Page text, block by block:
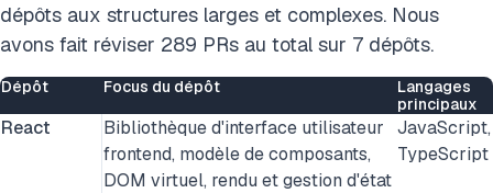
dépôts aux structures larges et complexes. Nous
avons fait réviser 289 PRs au total sur 7 dépôts.
Dépôt Focus du dépôt
Langages
principaux
React
Bibliothèque d'interface utilisateur
frontend, modèle de composants,
DOM virtuel, rendu et gestion d'état
JavaScript,
TypeScript